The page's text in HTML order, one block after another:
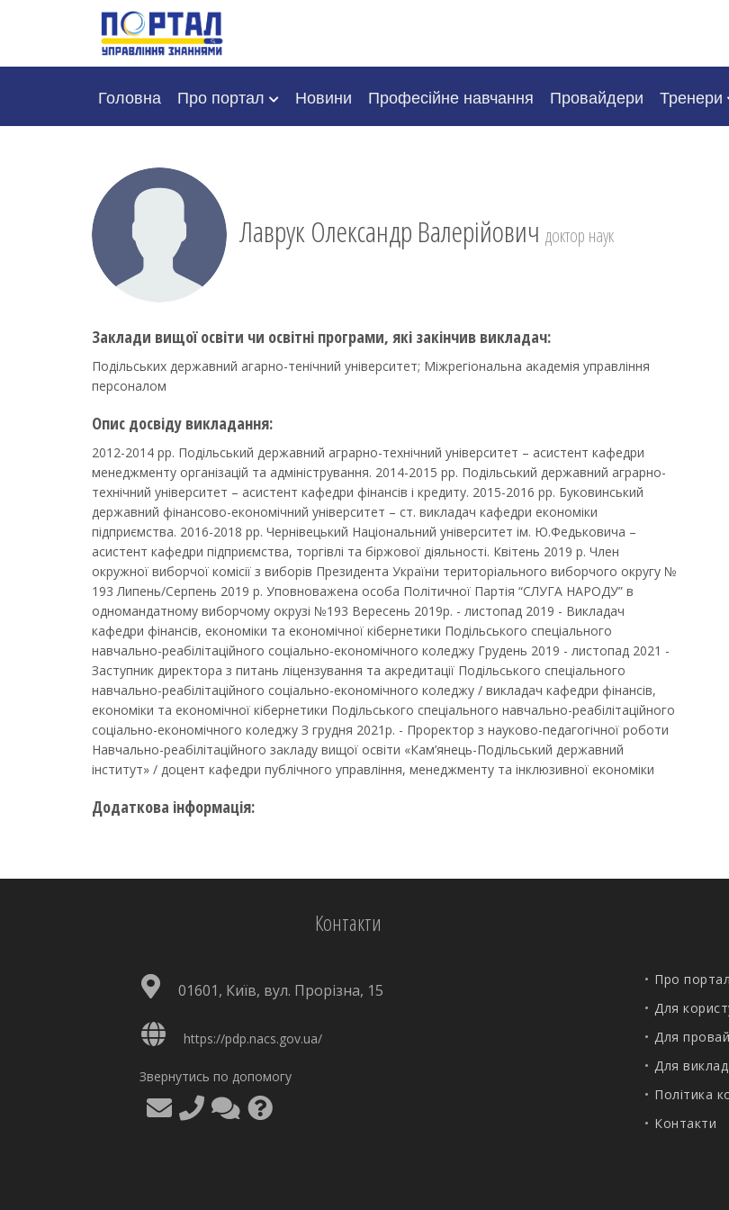
Головна Про портал Новини Професійне навчання Провайдери Тренери
Лаврук Олександр Валерійович доктор наук
Заклади вищої освіти чи освітні програми, які закінчив викладач:
Подільських державний агарно-тенічний університет; Міжрегіональна академія управління
персоналом
Опис досвіду викладання:
2012-2014 рр. Подільський державний аграрно-технічний університет – асистент кафедри
менеджменту організацій та адміністрування. 2014-2015 рр. Подільський державний аграрно-
технічний університет – асистент кафедри фінансів і кредиту. 2015-2016 рр. Буковинський
державний фінансово-економічний університет – ст. викладач кафедри економіки
підприємства. 2016-2018 рр. Чернівецький Національний університет ім. Ю.Федьковича –
асистент кафедри підприємства, торгівлі та біржової діяльності. Квітень 2019 р. Член
окружної виборчої комісії з виборів Президента України територіального виборчого округу №
193 Липень/Серпень 2019 р. Уповноважена особа Політичної Партія “СЛУГА НАРОДУ” в
одномандатному виборчому окрузі №193 Вересень 2019р. - листопад 2019 - Викладач
кафедри фінансів, економіки та економічної кібернетики Подільського спеціального
навчально-реабілітаційного соціально-економічного коледжу Грудень 2019 - листопад 2021 -
Заступник директора з питань ліцензування та акредитації Подільського спеціального
навчально-реабілітаційного соціально-економічного коледжу / викладач кафедри фінансів,
економіки та економічної кібернетики Подільського спеціального навчально-реабілітаційного
соціально-економічного коледжу З грудня 2021р. - Проректор з науково-педагогічної роботи
Навчально-реабілітаційного закладу вищої освіти «Кам’янець-Подільський державний
інститут» / доцент кафедри публічного управління, менеджменту та інклюзивної економіки
Додаткова інформація:
Контакти
01601, Київ, вул. Прорізна, 15
https://pdp.nacs.gov.ua/
Звернутись по допомогу
Про портал
Для
Для
Для
Політика
Контакти